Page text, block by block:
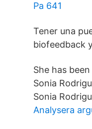
Pa 641
Tener una
biofeedback
She has
Sonia
Sonia
Analysera